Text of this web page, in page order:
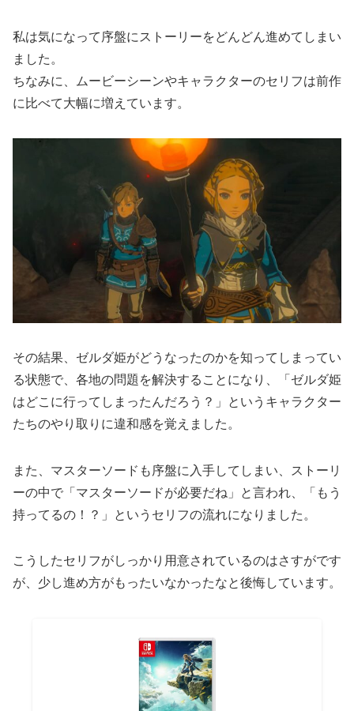
私は気になって序盤にストーリーをどんどん進めてしまい
ました。
ちなみに、ムービーシーンやキャラクターのセリフは前作
に比べて大幅に増えています。
その結果、ゼルダ姫がどうなったのかを知ってしまってい
る状態で、各地の問題を解決することになり、「ゼルダ姫
はどこに行ってしまったんだろう？」というキャラクター
たちのやり取りに違和感を覚えました。
また、マスターソードも序盤に入手してしまい、ストーリ
ーの中で「マスターソードが必要だね」と言われ、「もう
持ってるの！？」というセリフの流れになりました。
こうしたセリフがしっかり用意されているのはさすがです
が、少し進め方がもったいなかったなと後悔しています。